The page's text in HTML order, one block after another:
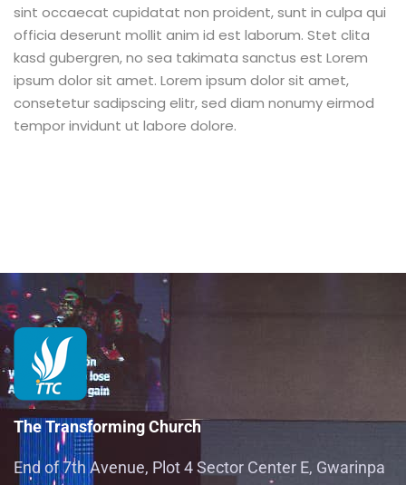
sint occaecat cupidatat non proident, sunt in culpa qui
officia deserunt mollit anim id est laborum. Stet clita
kasd gubergren, no sea takimata sanctus est Lorem
ipsum dolor sit amet. Lorem ipsum dolor sit amet,
consetetur sadipscing elitr, sed diam nonumy eirmod
tempor invidunt ut labore dolore.
The Transforming Church
End of 7th Avenue, Plot 4 Sector Center E, Gwarinpa